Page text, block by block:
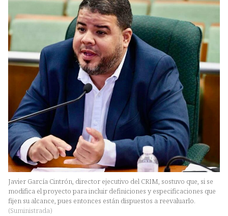
Javier García Cintrón, director ejecutivo del CRIM, sostuvo que, si se
modifica el proyecto para incluir definiciones y especificaciones que
fijen su alcance, pues entonces están dispuestos a reevaluarlo.
(Suministrada)